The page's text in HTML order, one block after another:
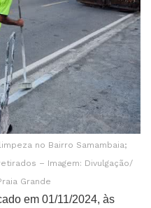
no Bairro Samambaia;
– Imagem: Divulgação/
Grande
em 01/11/2024, às